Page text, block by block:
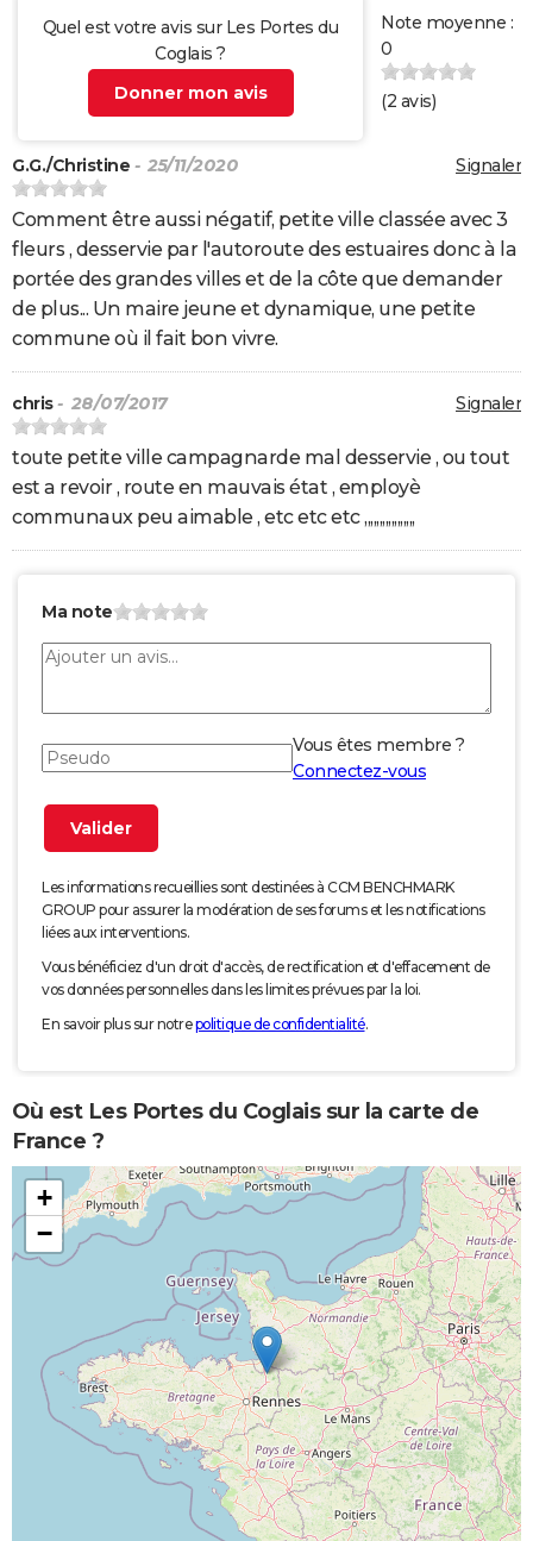
Quel est votre avis sur Les Portes du
Coglais ?
Donner mon avis
Note moyenne :
0
(2 avis)
Signaler
G.G./Christine - 25/11/2020
Comment être aussi négatif, petite ville classée avec 3
fleurs , desservie par l'autoroute des estuaires donc à la
portée des grandes villes et de la côte que demander
de plus... Un maire jeune et dynamique, une petite
commune où il fait bon vivre.
Signaler
chris- 28/07/2017
toute petite ville campagnarde mal desservie , ou tout
est a revoir , route en mauvais état , employè
communaux peu aimable , etc etc etc ,,,,,,,,,,,,,,,,,
Ma note
Vous êtes membre ?
Connectez-vous
Les informations recueillies sont destinées à CCM BENCHMARK
GROUP pour assurer la modération de ses forums et les notifications
liées aux interventions.
Vous bénéficiez d'un droit d'accès, de rectification et d'effacement de
vos données personnelles dans les limites prévues par la loi.
En savoir plus sur notrepolitique de confidentialité.
Où est Les Portes du Coglais sur la carte de
France ?
+
−